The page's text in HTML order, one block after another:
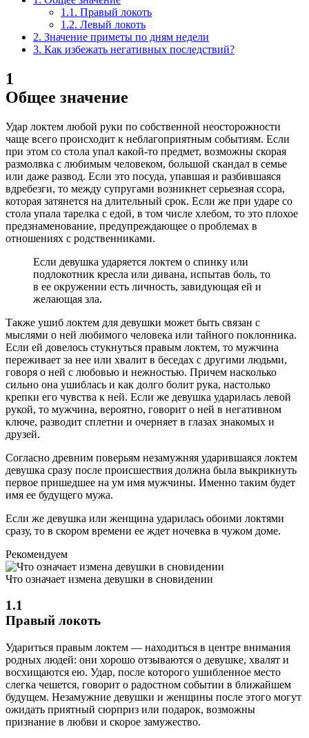
1.1. Правый локоть
1.2. Левый локоть
2. Значение приметы по дням недели
3. Как избежать негативных последствий?
1
Общее значение
Удар локтем любой руки по собственной неосторожности
чаще всего происходит к неблагоприятным событиям. Если
при этом со стола упал какой-то предмет, возможны скорая
размолвка с любимым человеком, большой скандал в семье
или даже развод. Если это посуда, упавшая и разбившаяся
вдребезги, то между супругами возникнет серьезная ссора,
которая затянется на длительный срок. Если же при ударе со
стола упала тарелка с едой, в том числе хлебом, то это плохое
предзнаменование, предупреждающее о проблемах в
отношениях с родственниками.
Если девушка ударяется локтем о спинку или
подлокотник кресла или дивана, испытав боль, то
в ее окружении есть личность, завидующая ей и
желающая зла.
Также ушиб локтем для девушки может быть связан с
мыслями о ней любимого человека или тайного поклонника.
Если ей довелось стукнуться правым локтем, то мужчина
переживает за нее или хвалит в беседах с другими людьми,
говоря о ней с любовью и нежностью. Причем насколько
сильно она ушиблась и как долго болит рука, настолько
крепки его чувства к ней. Если же девушка ударилась левой
рукой, то мужчина, вероятно, говорит о ней в негативном
ключе, разводит сплетни и очерняет в глазах знакомых и
друзей.
Согласно древним поверьям незамужняя ударившаяся локтем
девушка сразу после происшествия должна была выкрикнуть
первое пришедшее на ум имя мужчины. Именно таким будет
имя ее будущего мужа.
Если же девушка или женщина ударилась обоими локтями
сразу, то в скором времени ее ждет ночевка в чужом доме.
Рекомендуем
Что означает измена девушки в сновидении
1.1
Правый локоть
Удариться правым локтем — находиться в центре внимания
родных людей: они хорошо отзываются о девушке, хвалят и
восхищаются ею. Удар, после которого ушибленное место
слегка чешется, говорит о радостном событии в ближайшем
будущем. Незамужние девушки и женщины после этого могут
ожидать приятный сюрприз или подарок, возможны
признание в любви и скорое замужество.